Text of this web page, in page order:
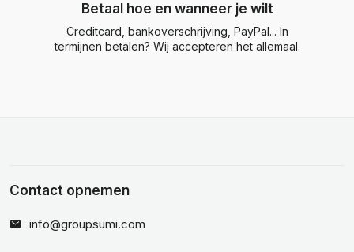
Betaal hoe en wanneer je wilt
Creditcard, bankoverschrijving, PayPal... In
termijnen betalen? Wij accepteren het allemaal.
Contact opnemen
info@groupsumi.com